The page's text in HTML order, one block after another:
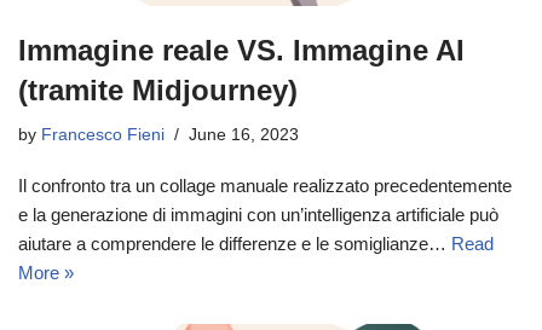
Immagine reale VS. Immagine AI
(tramite Midjourney)
by Francesco Fieni June 16, 2023
Il confronto tra un collage manuale realizzato precedentemente
e la generazione di immagini con un’intelligenza artificiale può
aiutare a comprendere le differenze e le somiglianze… Read
More »